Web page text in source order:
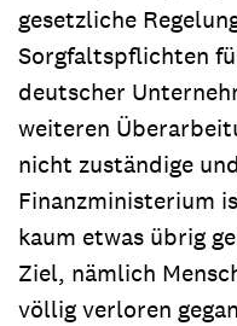
gesetzliche
Sorgfaltspflichten
deutscher
weiteren
nicht zuständige
Finanzministerium
kaum etwas übrig
Ziel, nämlich
völlig verloren